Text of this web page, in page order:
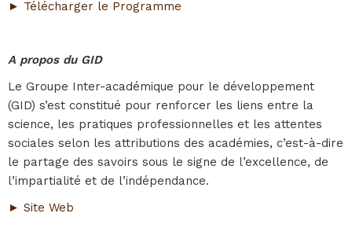
► Télécharger le Programme
A propos du GID
Le Groupe Inter-académique pour le développement
(GID) s’est constitué pour renforcer les liens entre la
science, les pratiques professionnelles et les attentes
sociales selon les attributions des académies, c’est-à-dire
le partage des savoirs sous le signe de l’excellence, de
l’impartialité et de l’indépendance.
► Site Web